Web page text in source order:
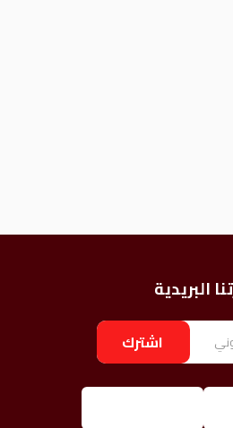
البريدية
اشترك